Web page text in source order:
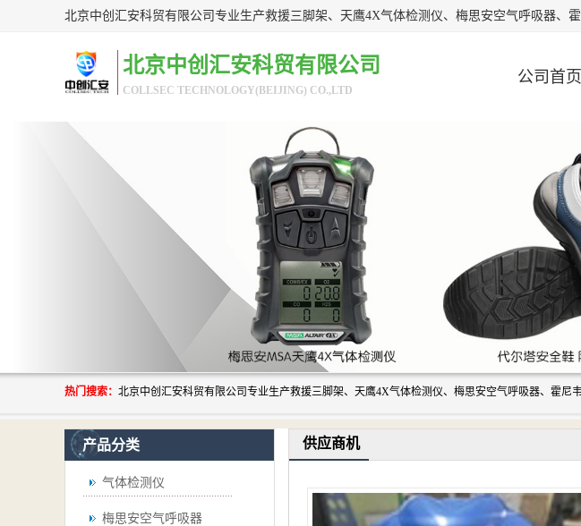
北京中创汇安科贸有限公司
COLLSEC TECHNOLOGY(BEIJING) CO.,LTD
公司首页
热门搜索：
产品分类
气体检测仪
梅思安空气呼吸器
供应商机